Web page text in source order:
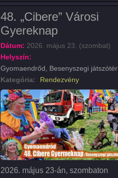
48. „Cibere” Városi
Gyereknap
Dátum: 2026. május 23. (szombat)
Helyszín:
Gyomaendrőd, Besenyszegi játszótér
Kategória:
Rendezvény
2026. május 23-án, szombaton